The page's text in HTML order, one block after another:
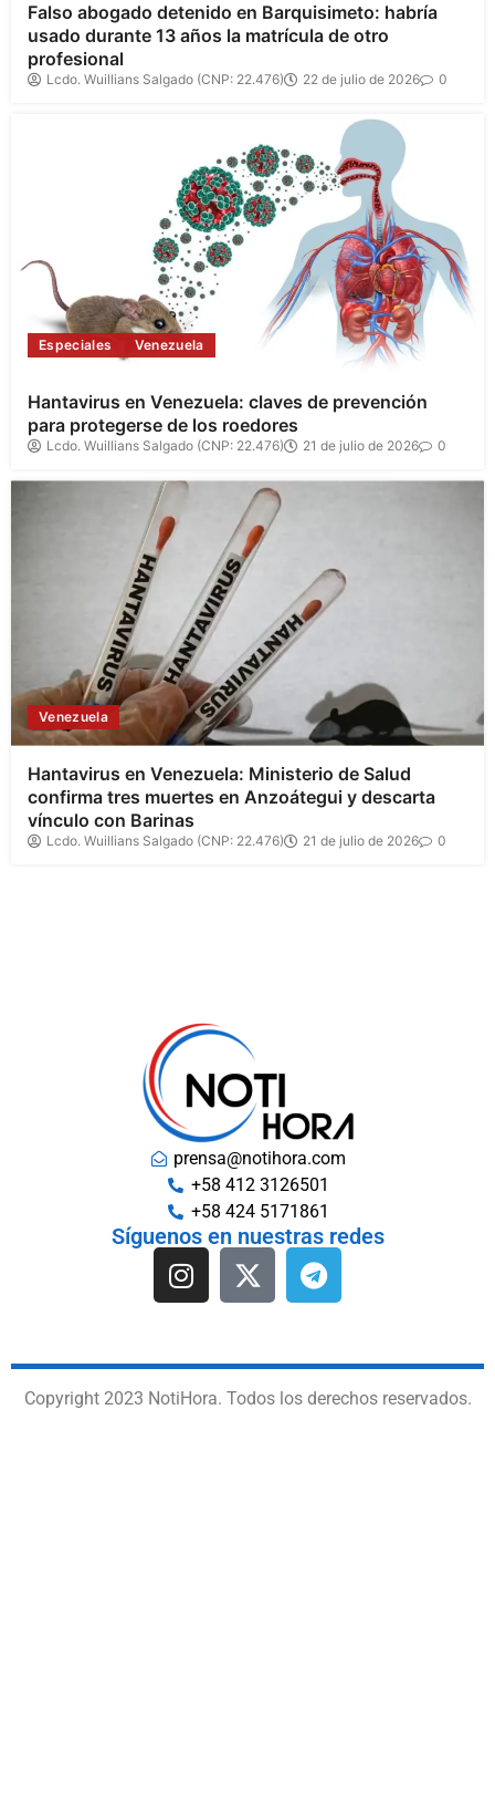
Falso abogado detenido en Barquisimeto: habría
usado durante 13 años la matrícula de otro
profesional
Lcdo. Wuillians Salgado (CNP: 22.476) 22 de julio de 2026 0
Especiales Venezuela
Hantavirus en Venezuela: claves de prevención
para protegerse de los roedores
Lcdo. Wuillians Salgado (CNP: 22.476) 21 de julio de 2026 0
Venezuela
Hantavirus en Venezuela: Ministerio de Salud
confirma tres muertes en Anzoátegui y descarta
vínculo con Barinas
Lcdo. Wuillians Salgado (CNP: 22.476) 21 de julio de 2026 0
prensa@notihora.com
+58 412 3126501
+58 424 5171861
Síguenos en nuestras redes
Copyright 2023 NotiHora. Todos los derechos reservados.